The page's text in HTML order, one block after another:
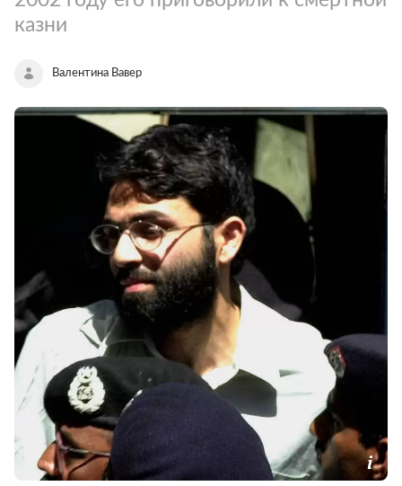
казни
Валентина Вавер